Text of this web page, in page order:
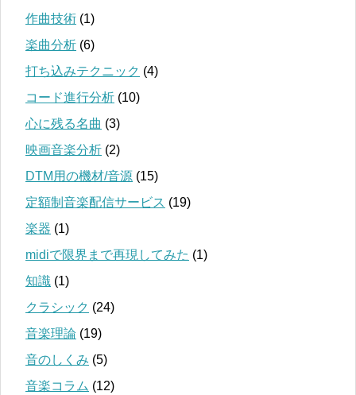
作曲技術 (1)
楽曲分析 (6)
打ち込みテクニック (4)
コード進行分析 (10)
心に残る名曲 (3)
映画音楽分析 (2)
DTM用の機材/音源 (15)
定額制音楽配信サービス (19)
楽器 (1)
midiで限界まで再現してみた (1)
知識 (1)
クラシック (24)
音楽理論 (19)
音のしくみ (5)
音楽コラム (12)